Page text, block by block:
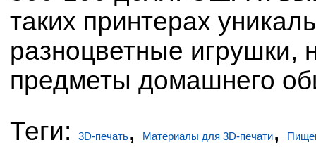
таких принтерах
разноцветные игрушки,
предметы домашнего
Теги:
3D-печать, Материалы для 3D-печати,